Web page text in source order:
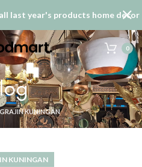
0
KUNINGAN
KUNINGAN
last year's products home decor